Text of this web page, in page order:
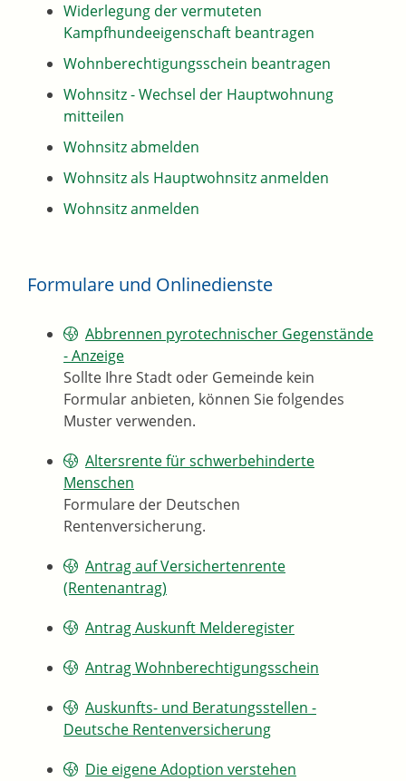
Widerlegung der vermuteten
Kampfhundeeigenschaft beantragen
Wohnberechtigungsschein beantragen
Wohnsitz - Wechsel der Hauptwohnung
mitteilen
Wohnsitz abmelden
Wohnsitz als Hauptwohnsitz anmelden
Wohnsitz anmelden
Formulare und Onlinedienste
Abbrennen pyrotechnischer Gegenstände
- Anzeige
Sollte Ihre Stadt oder Gemeinde kein
Formular anbieten, können Sie folgendes
Muster verwenden.
Altersrente für schwerbehinderte
Menschen
Formulare der Deutschen
Rentenversicherung.
Antrag auf Versichertenrente
(Rentenantrag)
Antrag Auskunft Melderegister
Antrag Wohnberechtigungsschein
Auskunfts- und Beratungsstellen -
Deutsche Rentenversicherung
Die eigene Adoption verstehen